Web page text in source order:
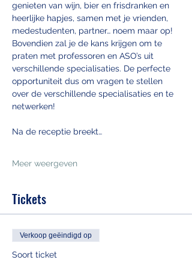
genieten van wijn, bier en frisdranken en
heerlijke hapjes, samen met je vrienden,
medestudenten, partner… noem maar op!
Bovendien zal je de kans krijgen om te
praten met professoren en ASO’s uit
verschillende specialisaties. De perfecte
opportuniteit dus om vragen te stellen
over de verschillende specialisaties en te
netwerken!
Na de receptie breekt…
Meer weergeven
Tickets
Verkoop geëindigd op
Soort ticket